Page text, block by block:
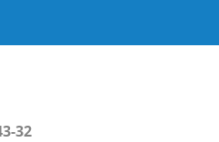
32